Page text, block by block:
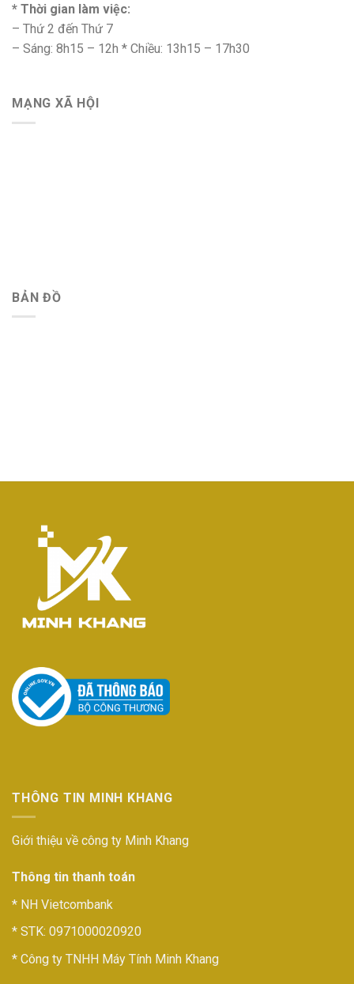
* Thời gian làm việc:
– Thứ 2 đến Thứ 7
– Sáng: 8h15 – 12h * Chiều: 13h15 – 17h30
MẠNG XÃ HỘI
BẢN ĐỒ
THÔNG TIN MINH KHANG
Giới thiệu về công ty Minh Khang
Thông tin thanh toán
* NH Vietcombank
* STK: 0971000020920
* Công ty TNHH Máy Tính Minh Khang